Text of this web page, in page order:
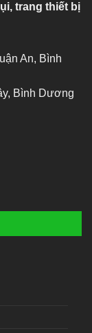
trang thiết bị
An, Bình
Bình Dương